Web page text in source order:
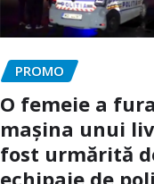
PROMO
O femeie a
mașina unui
fost urmărită